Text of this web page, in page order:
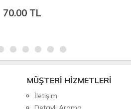
MÜŞTERİ HİZMETLERİ
İletişim